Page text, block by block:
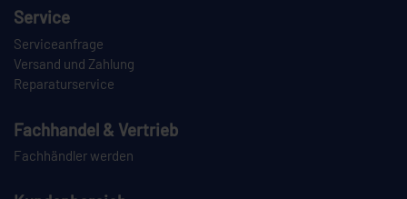
Service
Serviceanfrage
Versand und Zahlung
Reparaturservice
Fachhandel & Vertrieb
Fachhändler werden